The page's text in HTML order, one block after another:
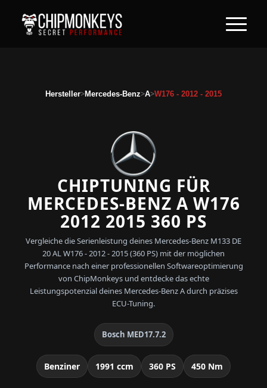
Hersteller>Mercedes-Benz>A>W176 - 2012 - 2015
CHIPTUNING FÜR
MERCEDES-BENZ A W176
2012 2015 360 PS
Vergleiche die Serienleistung deines Mercedes-Benz M133 DE
20 AL W176 - 2012 - 2015 (360 PS) mit der möglichen
Performance nach einer professionellen Softwareoptimierung
von ChipMonkeys und entdecke das echte
Leistungspotenzial deines Mercedes-Benz A durch präzises
ECU-Tuning.
Bosch MED17.7.2
Benziner 1991 ccm 360 PS 450 Nm